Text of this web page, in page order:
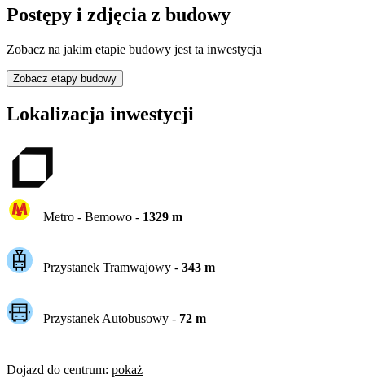
Postępy i zdjęcia z budowy
Zobacz na jakim etapie budowy jest ta inwestycja
Zobacz etapy budowy
Lokalizacja inwestycji
Metro - Bemowo- 1329m
Przystanek Tramwajowy - 343m
Przystanek Autobusowy - 72m
Dojazd do centrum: pokaż